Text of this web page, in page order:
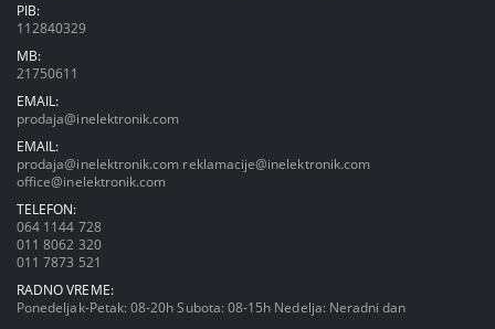
PIB:
112840329
MB:
21750611
EMAIL:
prodaja@inelektronik.com
EMAIL:
prodaja@inelektronik.com reklamacije@inelektronik.com
office@inelektronik.com
TELEFON:
064 1144 728
011 8062 320
011 7873 521
RADNO VREME:
Ponedeljak-Petak: 08-20h Subota: 08-15h Nedelja: Neradni dan